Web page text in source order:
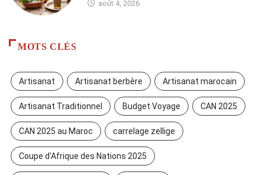
août 4, 2026
MOTS CLÉS
Artisanat Artisanat berbère Artisanat marocain
Artisanat Traditionnel Budget Voyage CAN 2025
CAN 2025 au Maroc carrelage zellige
Coupe d'Afrique des Nations 2025